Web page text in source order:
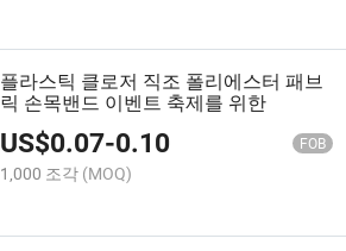
플라스틱 클로저 직조 폴리에스터 패브
릭 손목밴드 이벤트 축제를 위한
US$0.07-0.10 FOB
1,000 조각 (MOQ)